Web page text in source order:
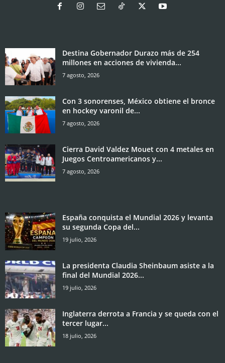
Destina Gobernador Durazo más de 254
millones en acciones de vivienda...
7 agosto, 2026
Con 3 sonorenses, México obtiene el bronce
en hockey varonil de...
7 agosto, 2026
Cierra David Valdez Mouet con 4 metales en
Juegos Centroamericanos y...
7 agosto, 2026
España conquista el Mundial 2026 y levanta
su segunda Copa del...
19 julio, 2026
La presidenta Claudia Sheinbaum asiste a la
final del Mundial 2026...
19 julio, 2026
Inglaterra derrota a Francia y se queda con el
tercer lugar...
18 julio, 2026